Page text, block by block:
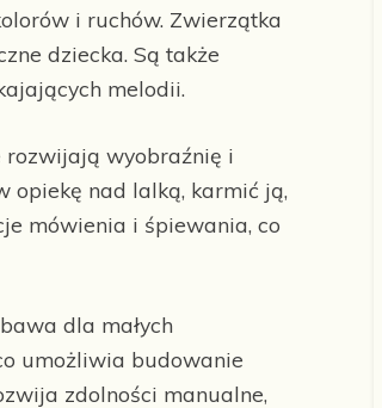
i ruchów. Zwierzątka
dziecka. Są także
melodii.
rozwijają wyobraźnię i
opiekę nad lalką, karmić ją,
mówienia i śpiewania, co
dla małych
umożliwia budowanie
zdolności manualne,